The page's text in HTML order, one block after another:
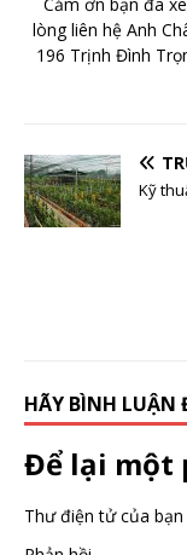
Cảm ơn bạn đã
lòng liên hệ Anh
196 Trịnh Đình
Kỹ
HÃY BÌNH LUẬN
Để lại một
Thư điện tử của